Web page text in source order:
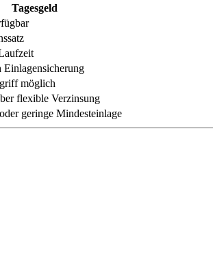
Tagesgeld
Einlagensicherung
möglich
flexible Verzinsung
geringe Mindesteinlage